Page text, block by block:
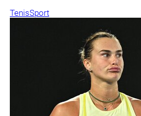
TenisSport